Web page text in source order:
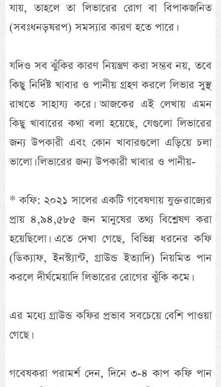
যায়, তাহলে তা লিভারের রোগ বা বিপাকজনিত
(সবঃধনড়ষরপ) সমস্যার কারণ হতে পারে।
যদিও সব ঝুঁকির কারণ নিয়ন্ত্রণ করা সম্ভব নয়, তবে
কিছু নির্দিষ্ট খাবার ও পানীয় গ্রহণ করলে লিভার সুস্থ
রাখতে সাহায্য করে। আজকের এই লেখায় এমন
কিছু খাবারের কথা বলা হয়েছে, যেগুলো লিভারের
জন্য উপকারী এবং কোন খাবারগুলো এড়িয়ে চলা
ভালো। লিভারের জন্য উপকারী খাবার ও পানীয়-
* কফি: ২০২১ সালের একটি গবেষণায় যুক্তরাজ্যের
প্রায় ৪,৯৪,৫৮৫ জন মানুষের তথ্য বিশ্লেষণ করা
হয়েছিলো। এতে দেখা গেছে, বিভিন্ন ধরনের কফি
(ডিক্যাফ, ইনস্ট্যান্ট, গ্রাউন্ড ইত্যাদি) নিয়মিত পান
করলে দীর্ঘমেয়াদি লিভারের রোগের ঝুঁকি কমে।
এর মধ্যে গ্রাউন্ড কফির প্রভাব সবচেয়ে বেশি পাওয়া
গেছে।
গবেষকরা পরামর্শ দেন, দিনে ৩-৪ কাপ কফি পান